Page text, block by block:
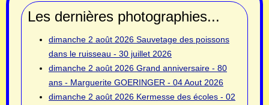
Les dernières photographies...
dimanche 2 août 2026 Sauvetage des poissons
dans le ruisseau - 30 juillet 2026
dimanche 2 août 2026 Grand anniversaire - 80
ans - Marguerite GOERINGER - 04 Aout 2026
dimanche 2 août 2026 Kermesse des écoles - 02